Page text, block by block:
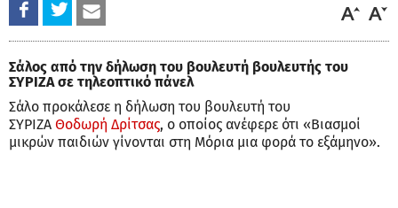
Σάλος από την δήλωση του βουλευτή βουλευτής του
ΣΥΡΙΖΑ σε τηλεοπτικό πάνελ
Σάλο προκάλεσε η δήλωση του βουλευτή του
ΣΥΡΙΖΑ Θοδωρή Δρίτσας, ο οποίος ανέφερε ότι «Βιασμοί
μικρών παιδιών γίνονται στη Μόρια μια φορά το εξάμηνο».